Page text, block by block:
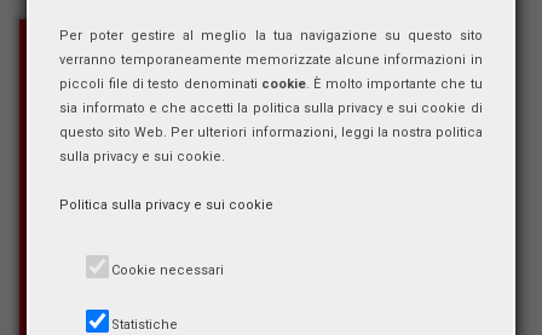
Per poter gestire al meglio la tua navigazione su questo sito
verranno temporaneamente memorizzate alcune informazioni in
piccoli file di testo denominati cookie. È molto importante che tu
sia informato e che accetti la politica sulla privacy e sui cookie di
questo sito Web. Per ulteriori informazioni, leggi la nostra politica
sulla privacy e sui cookie.
Politica sulla privacy e sui cookie
Cookie necessari
Statistiche